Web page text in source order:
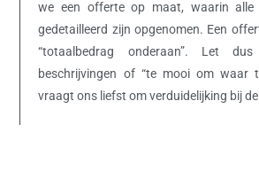
we een offerte op maat, waarin alle
gedetailleerd zijn opgenomen. Een
“totaalbedrag onderaan”. Let
beschrijvingen of “te mooi om waar
vraagt ons liefst om verduidelijking bij